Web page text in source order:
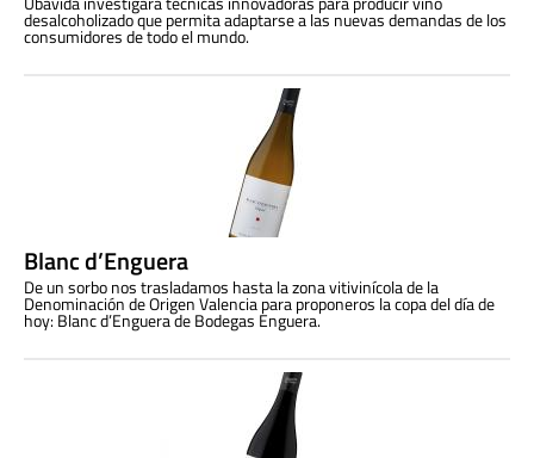
desalcoholizado que permita adaptarse a las nuevas demandas de los
consumidores de todo el mundo.
Blanc d’Enguera
De un sorbo nos trasladamos hasta la zona vitivinícola de la
Denominación de Origen Valencia para proponeros la copa del día de
hoy: Blanc d’Enguera de Bodegas Enguera.